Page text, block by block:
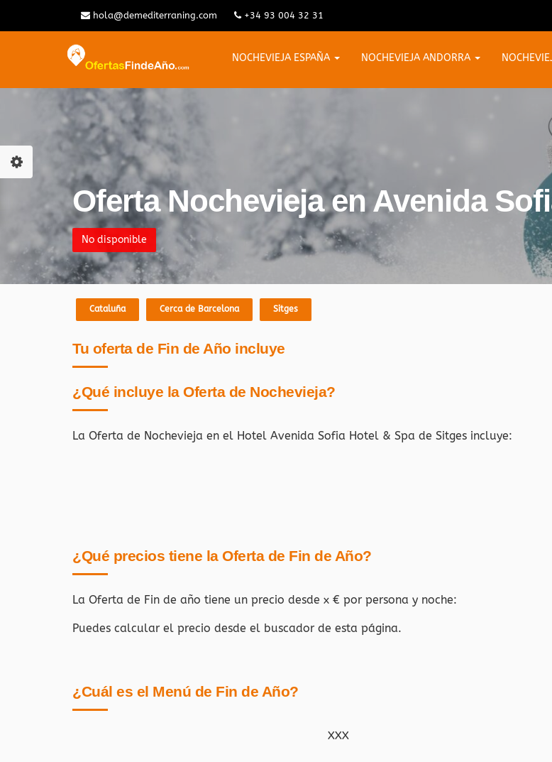
hola@demediterraning.com +34 93 004 32 31
NOCHEVIEJA ESPAÑA NOCHEVIEJA ANDORRA
Oferta Nochevieja en Avenida
No disponible
Cataluña Cerca de Barcelona Sitges
Tu oferta de Fin de Año incluye
¿Qué incluye la Oferta de Nochevieja?
La Oferta de Nochevieja en el Hotel Avenida Sofia Hotel & Spa de Sitges incluye:
¿Qué precios tiene la Oferta de Fin de Año?
La Oferta de Fin de año tiene un precio desde x € por persona y noche:
Puedes calcular el precio desde el buscador de esta página.
¿Cuál es el Menú de Fin de Año?
XXX